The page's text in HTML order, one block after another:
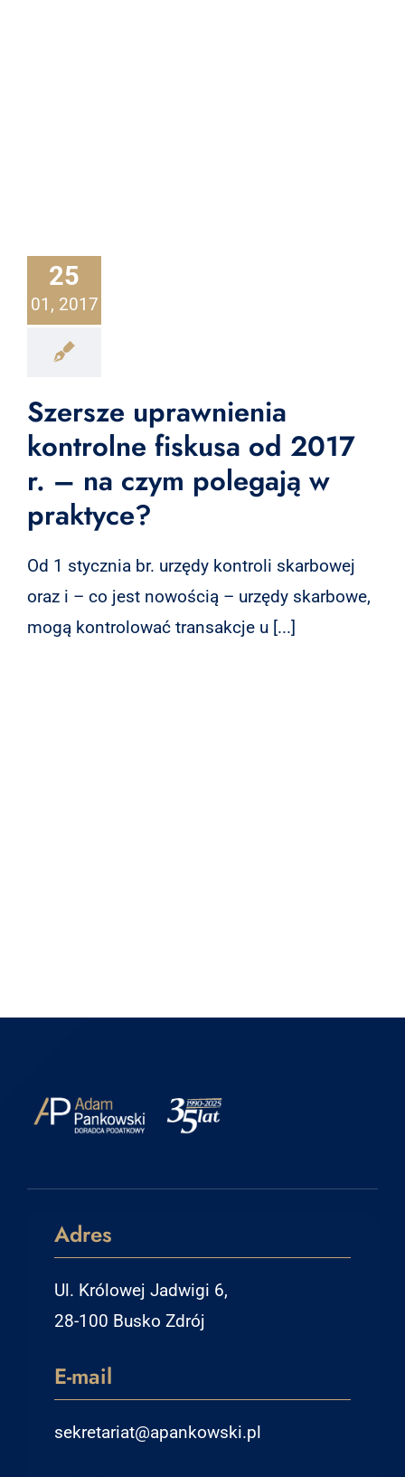
25
01, 2017
Szersze uprawnienia
kontrolne fiskusa od 2017
r. – na czym polegają w
praktyce?
Od 1 stycznia br. urzędy kontroli skarbowej
oraz i – co jest nowością – urzędy skarbowe,
mogą kontrolować transakcje u [...]
Adres
Ul. Królowej Jadwigi 6,
28-100 Busko Zdrój
E-mail
sekretariat@apankowski.pl